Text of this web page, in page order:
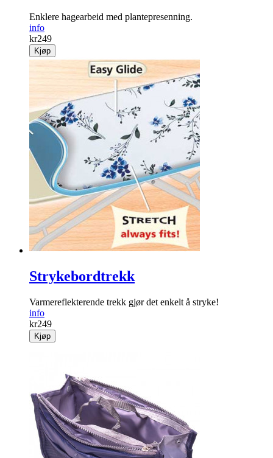
Enklere hagearbeid med plantepresenning.
info
kr249
Kjøp
Strykebordtrekk
Varmereflekterende trekk gjør det enkelt å stryke!
info
kr249
Kjøp